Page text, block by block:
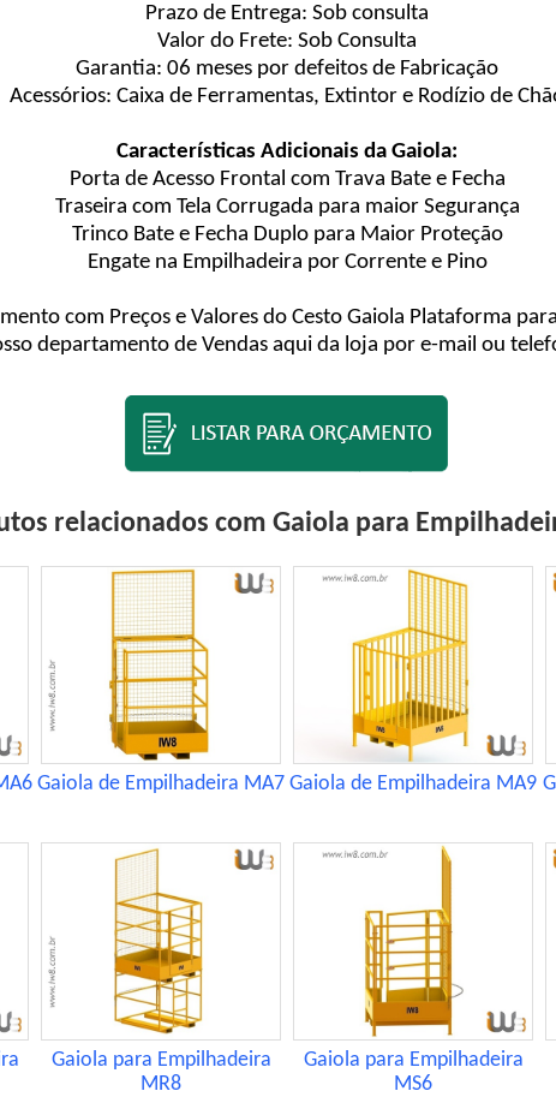
Prazo de Entrega: Sob consulta
Valor do Frete: Sob Consulta
Garantia: 06 meses por defeitos de Fabricação
Acessórios: Caixa de Ferramentas, Extintor e Rodízio de
Características Adicionais da Gaiola:
Porta de Acesso Frontal com Trava Bate e Fecha
Traseira com Tela Corrugada para maior Segurança
Trinco Bate e Fecha Duplo para Maior Proteção
Engate na Empilhadeira por Corrente e Pino
com Preços e Valores do Cesto Gaiola Plataforma
departamento de Vendas aqui da loja por e-mail ou
relacionados com Gaiola para
Gaiola de Empilhadeira MA7 Gaiola de Empilhadeira MA9
Gaiola para Empilhadeira
MR8
Gaiola para Empilhadeira
MS6